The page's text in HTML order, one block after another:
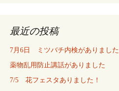
最近の投稿
7月6日 ミツバチ内検がありました
薬物乱用防止講話がありました
7/5 花フェスタありました！